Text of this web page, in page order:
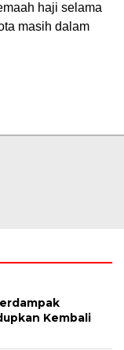
haji selama
masih dalam
Kembali